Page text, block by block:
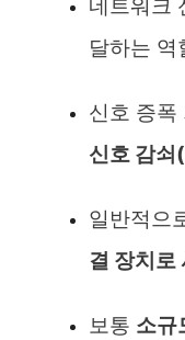
네트워크
달하는 역
신호 증폭
신호 감쇠
일반적으
결 장치로
보통 소규